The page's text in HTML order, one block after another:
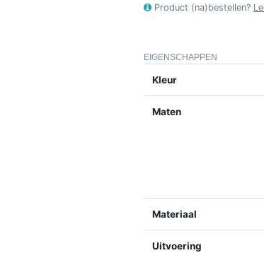
Product (na)bestellen?
EIGENSCHAPPEN
Kleur
Maten
Materiaal
Uitvoering